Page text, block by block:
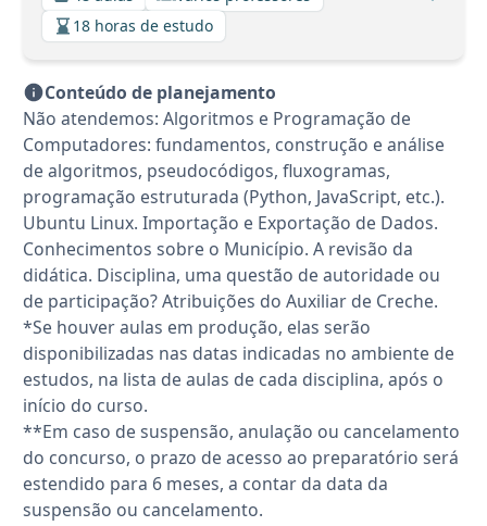
18 horas de estudo
Conteúdo de planejamento
Não atendemos: Algoritmos e Programação de
Computadores: fundamentos, construção e análise
de algoritmos, pseudocódigos, fluxogramas,
programação estruturada (Python, JavaScript, etc.).
Ubuntu Linux. Importação e Exportação de Dados.
Conhecimentos sobre o Município. A revisão da
didática. Disciplina, uma questão de autoridade ou
de participação? Atribuições do Auxiliar de Creche.
*Se houver aulas em produção, elas serão
disponibilizadas nas datas indicadas no ambiente de
estudos, na lista de aulas de cada disciplina, após o
início do curso.
**Em caso de suspensão, anulação ou cancelamento
do concurso, o prazo de acesso ao preparatório será
estendido para 6 meses, a contar da data da
suspensão ou cancelamento.